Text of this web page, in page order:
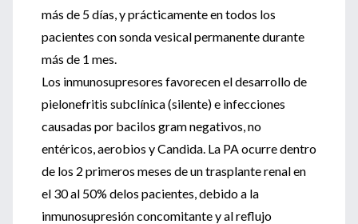
más de 5 días, y prácticamente en todos los
pacientes con sonda vesical permanente durante
más de 1 mes.
Los inmunosupresores favorecen el desarrollo de
pielonefritis subclínica (silente) e infecciones
causadas por bacilos gram negativos, no
entéricos, aerobios y Candida. La PA ocurre dentro
de los 2 primeros meses de un trasplante renal en
el 30 al 50% delos pacientes, debido a la
inmunosupresión concomitante y al reflujo